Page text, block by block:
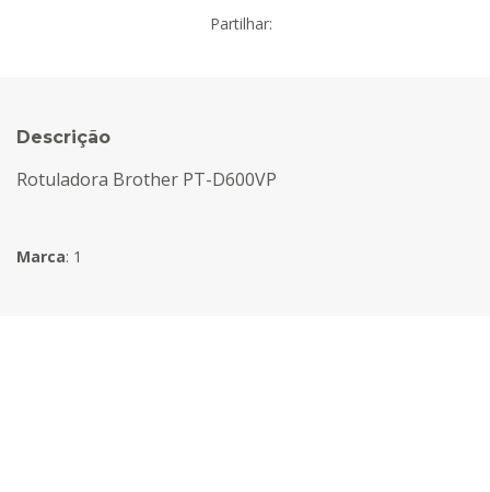
Partilhar:
Descrição
Rotuladora Brother PT-D600VP
Marca: 1